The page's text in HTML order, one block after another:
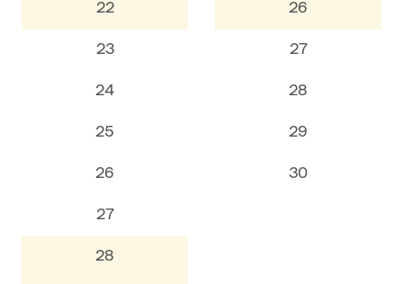
22
23
24
25
26
27
28
26
27
28
29
30